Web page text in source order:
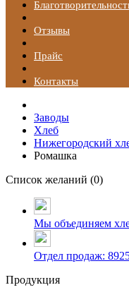
Отзывы
Прайс
Контакты
Заводы
Хлеб
Нижегородский
Ромашка
Список желаний (0)
Мы объединяем
Отдел продаж:
Продукция